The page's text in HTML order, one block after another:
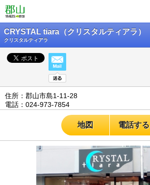
CRYSTAL tiara（クリスタルティアラ）
クリスタルティアラ
住所：郡山市島1-11-28
電話：024-973-7854
地図 電話する